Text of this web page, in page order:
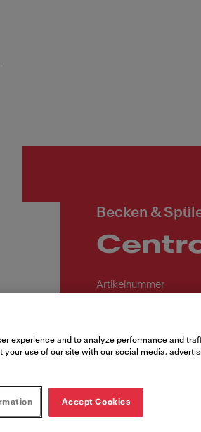
Becken &
Artikelnummer
experience and to analyze performance and
use of our site with our social media,
Accept Cookies